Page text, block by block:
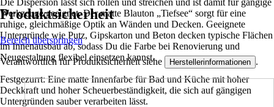
Die Dispersion lässt sich rollen und streichen und ist damit für gängige
Werkzeuge geeignet. Der matte Blauton „Tiefsee“ sorgt für eine
ruhige, gleichmäßige Optik an Wänden und Decken. Geeignete
Untergründe wie Putz, Gipskarton und Beton decken typische Flächen
im Innenausbau ab, sodass Du die Farbe bei Renovierung und
Neugestaltung flexibel einsetzen kannst.
Festgezurrt: Eine matte Innenfarbe für Bad und Küche mit hoher
Deckkraft und hoher Scheuerbeständigkeit, die sich auf gängigen
Untergründen sauber verarbeiten lässt.
Produktsicherheit
Bereich überspringen
Verantwortlich für Produktsicherheit siehe Herstellerinformationen .